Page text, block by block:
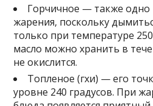
Горчичное — также одно
жарения, поскольку
только при температуре
масло можно хранить в
не окислится.
Топленое (гхи) — его
уровне 240 градусов. При